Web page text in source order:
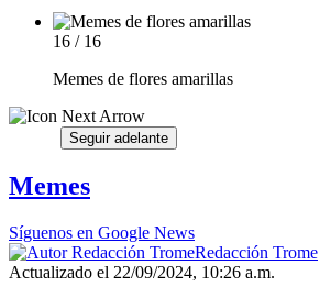
16 / 16
Memes de flores amarillas
Seguir adelante
Memes
Síguenos en Google News
Redacción Trome
Actualizado el 22/09/2024, 10:26 a.m.